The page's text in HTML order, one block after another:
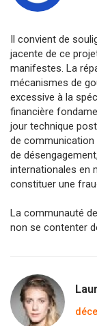
Il convient de
jacente de ce
manifestes. La
mécanismes de
excessive à la
financière
jour technique
de communication
de
internationales en
constituer une
La communauté
non se contenter